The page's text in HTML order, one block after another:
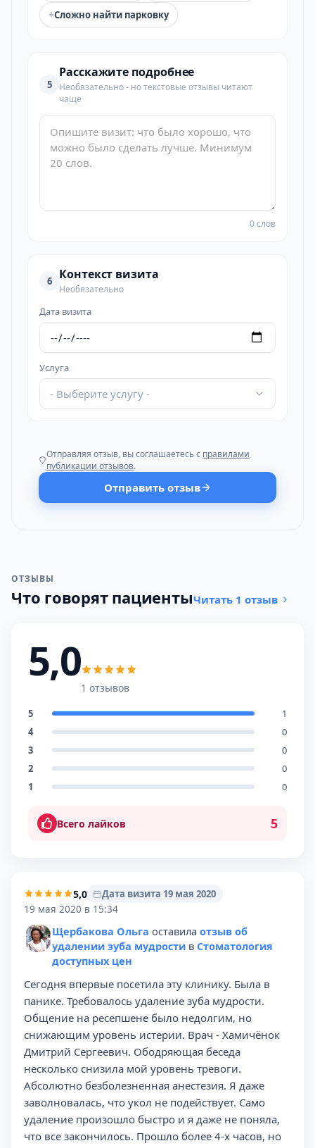
+Сложно найти парковку
5
Расскажите подробнее
Необязательно - но текстовые отзывы читают
чаще
0 слов
6 Контекст визита
Необязательно
Дата визита
Услуга
- Выберите услугу -
Отправляя отзыв, вы соглашаетесь с правилами
публикации отзывов.
Отправить отзыв
ОТЗЫВЫ
Что говорят пациентыЧитать 1 отзыв
5,0
1 отзывов
5
1
4
0
3
0
2
0
1
0
Всего лайков 5
5,0
Дата визита 19 мая 2020
19 мая 2020 в 15:34
Щербакова Ольга оставила отзыв об
удалении зуба мудрости в Стоматология
доступных цен
Сегодня впервые посетила эту клинику. Была в
панике. Требовалось удаление зуба мудрости.
Общение на ресепшене было недолгим, но
снижающим уровень истерии. Врач - Хамичёнок
Дмитрий Сергеевич. Ободряющая беседа
несколько снизила мой уровень тревоги.
Абсолютно безболезненная анестезия. Я даже
заволновалась, что укол не подействует. Само
удаление произошло быстро и я даже не поняла,
что все закончилось. Прошло более 4-х часов, но